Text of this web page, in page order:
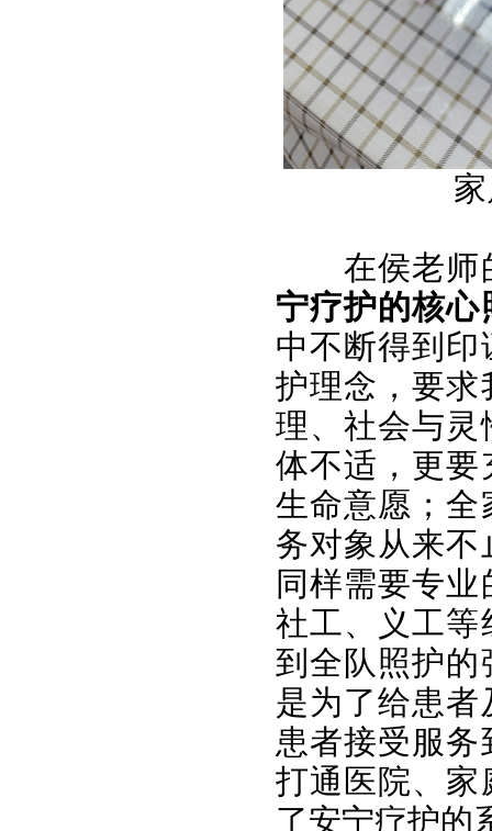
在侯老师
宁疗护的核心
中不断得到
护理念，要求
理、社会与灵
体不适，更要
生命意愿；全
务对象从来
同样需要专
社工、义工等
到全队照护的
是为了给患
患者接受服
打通医院、家
了安宁疗护的